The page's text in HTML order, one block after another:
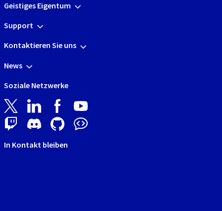
Geistiges Eigentum
Support
Kontaktieren Sie uns
News
Soziale Netzwerke
In Kontakt bleiben